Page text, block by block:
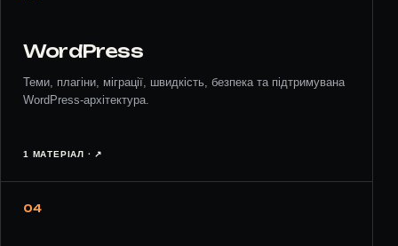
WordPress
Теми, плагіни, міграції, швидкість, безпека та підтримувана
WordPress-архітектура.
1 МАТЕРІАЛ · ↗︎
04